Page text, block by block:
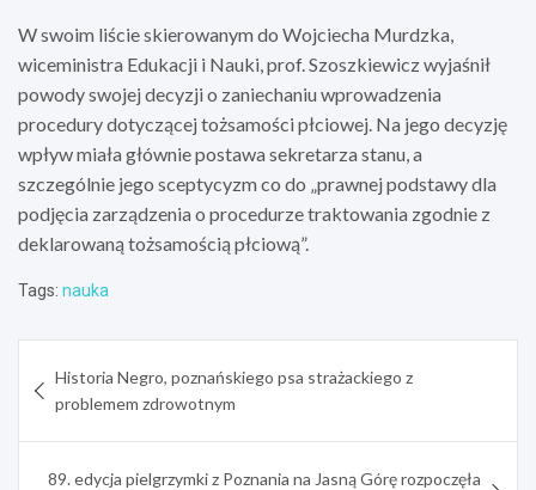
W swoim liście skierowanym do Wojciecha Murdzka,
wiceministra Edukacji i Nauki, prof. Szoszkiewicz wyjaśnił
powody swojej decyzji o zaniechaniu wprowadzenia
procedury dotyczącej tożsamości płciowej. Na jego decyzję
wpływ miała głównie postawa sekretarza stanu, a
szczególnie jego sceptycyzm co do „prawnej podstawy dla
podjęcia zarządzenia o procedurze traktowania zgodnie z
deklarowaną tożsamością płciową”.
Tags: nauka
wpisu
Historia Negro, poznańskiego psa strażackiego z
problemem zdrowotnym
89. edycja pielgrzymki z Poznania na Jasną Górę rozpoczęła